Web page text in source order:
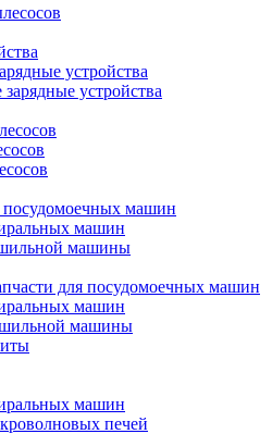
устройства
устройства
посудомоечных машин
машин
машины
для посудомоечных машин
машин
машины
машин
печей